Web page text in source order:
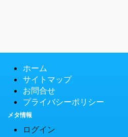
ホーム
サイトマップ
お問合せ
プライバシーポリシー
メタ情報
ログイン